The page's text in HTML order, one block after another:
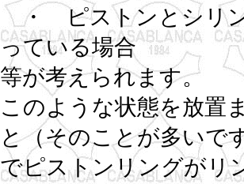
・ ピストンとシリン
っている場合
等が考えられます。
このような状態を放置
と（そのことが多いで
でピストンリングがリ